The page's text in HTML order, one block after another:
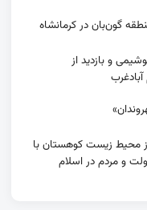
گون‌بان در کرمانشاه
و بازدید از
محیط زیست کوهستان با
و مردم در اسلام